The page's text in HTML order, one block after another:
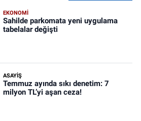
EKONOMİ
Sahilde parkomata yeni uygulama
tabelalar değişti
ASAYİŞ
Temmuz ayında sıkı denetim: 7
milyon TL’yi aşan ceza!